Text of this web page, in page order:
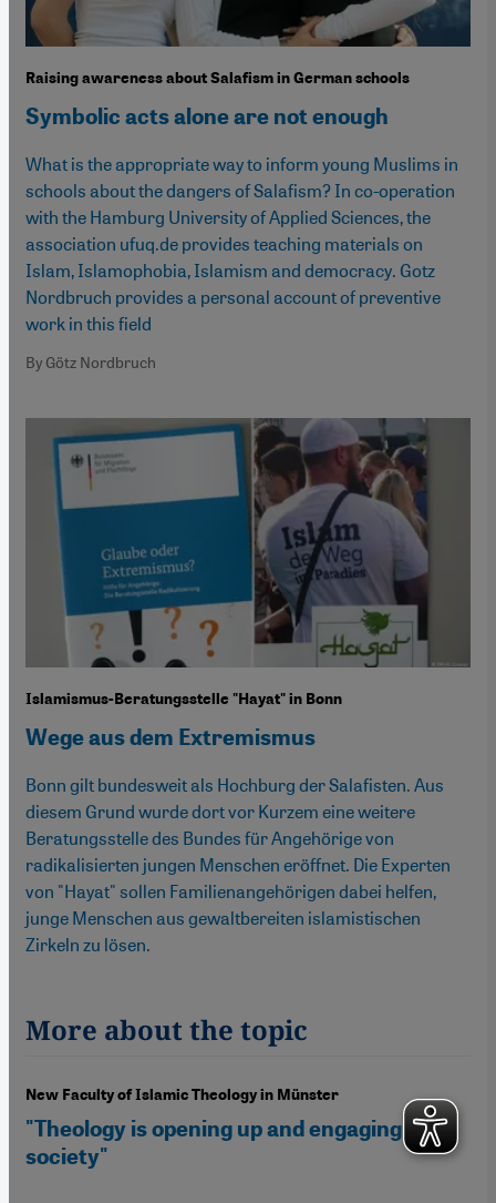
Raising awareness about Salafism in German schools
Symbolic acts alone are not enough
What is the appropriate way to inform young Muslims in
schools about the dangers of Salafism? In co-operation
with the Hamburg University of Applied Sciences, the
association ufuq.de provides teaching materials on
Islam, Islamophobia, Islamism and democracy. Gotz
Nordbruch provides a personal account of preventive
work in this field
By Götz Nordbruch
Islamismus-Beratungsstelle "Hayat" in Bonn
Wege aus dem Extremismus
Bonn gilt bundesweit als Hochburg der Salafisten. Aus
diesem Grund wurde dort vor Kurzem eine weitere
Beratungsstelle des Bundes für Angehörige von
radikalisierten jungen Menschen eröffnet. Die Experten
von "Hayat" sollen Familienangehörigen dabei helfen,
junge Menschen aus gewaltbereiten islamistischen
Zirkeln zu lösen.
More about the topic
New Faculty of Islamic Theology in Münster
"Theology is opening up and engaging with
society"